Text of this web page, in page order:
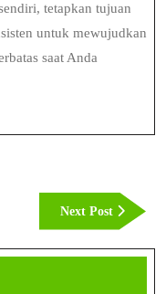
tetapkan tujuan
untuk mewujudkan
saat Anda
Next Post
Next
Post